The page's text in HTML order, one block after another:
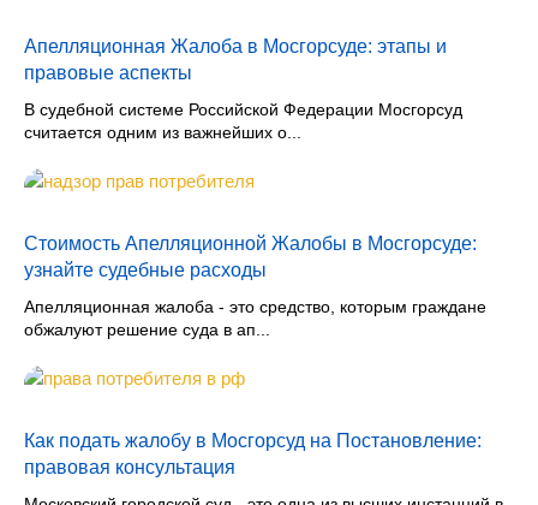
Апелляционная Жалоба в Мосгорсуде: этапы и
правовые аспекты
В судебной системе Российской Федерации Мосгорсуд
считается одним из важнейших о...
Стоимость Апелляционной Жалобы в Мосгорсуде:
узнайте судебные расходы
Апелляционная жалоба - это средство, которым граждане
обжалуют решение суда в ап...
Как подать жалобу в Мосгорсуд на Постановление:
правовая консультация